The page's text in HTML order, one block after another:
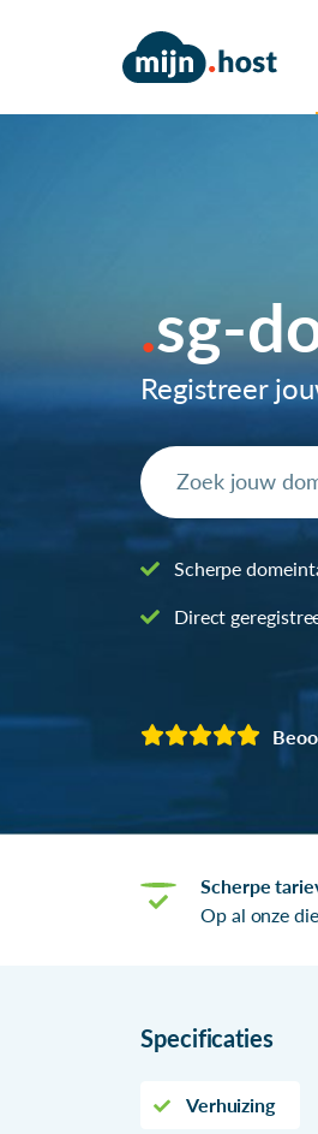
sg-
Registreer
Scherpe
Direct
Scherpe
Op al onze
Specificaties
Verhuizing